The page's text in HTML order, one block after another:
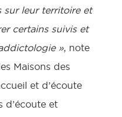
sur leur territoire et
certains suivis et
», note
Maisons des
et d’écoute
d’écoute et